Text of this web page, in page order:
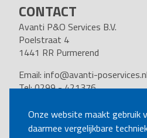
Onze website maakt gebruik
daarmee vergelijkbare
CONTACT
Avanti P&O Services B.V.
Poelstraat 4
1441 RR Purmerend
Email: info@avanti-poservices.nl
Tel: 0299 - 421376
Kvk nummer: 37140121
VOLG ONS